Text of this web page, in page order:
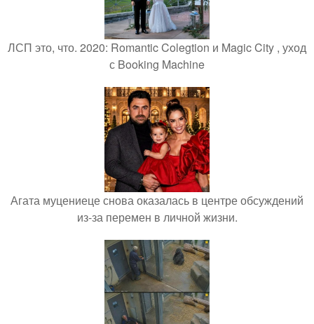
ЛСП это, что. 2020: Romantic Colegtion и Magic City , уход
с Booking Machine
Агата муцениеце снова оказалась в центре обсуждений
из-за перемен в личной жизни.